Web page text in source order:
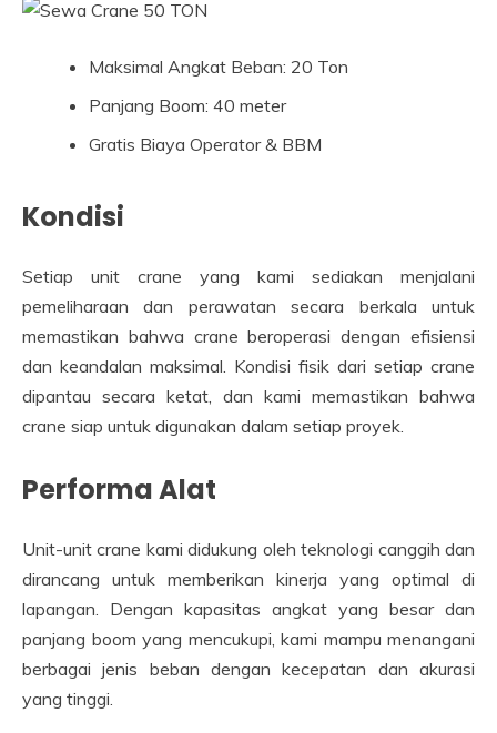
Maksimal Angkat Beban: 20 Ton
Panjang Boom: 40 meter
Gratis Biaya Operator & BBM
Kondisi
Setiap unit crane yang kami sediakan menjalani
pemeliharaan dan perawatan secara berkala untuk
memastikan bahwa crane beroperasi dengan efisiensi
dan keandalan maksimal. Kondisi fisik dari setiap crane
dipantau secara ketat, dan kami memastikan bahwa
crane siap untuk digunakan dalam setiap proyek.
Performa Alat
Unit-unit crane kami didukung oleh teknologi canggih dan
dirancang untuk memberikan kinerja yang optimal di
lapangan. Dengan kapasitas angkat yang besar dan
panjang boom yang mencukupi, kami mampu menangani
berbagai jenis beban dengan kecepatan dan akurasi
yang tinggi.